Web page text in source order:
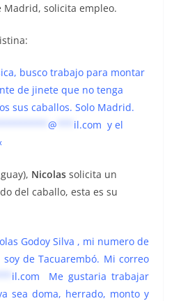
Madrid, solicita empleo.
busco trabajo para montar
de jinete que no tenga
sus caballos. Solo Madrid.
@ il.com y el
Nicolas solicita un
del caballo, esta es su
Godoy Silva , mi numero de
de Tacuarembó. Mi correo
il.com Me gustaria trabajar
sea doma, herrado, monto y